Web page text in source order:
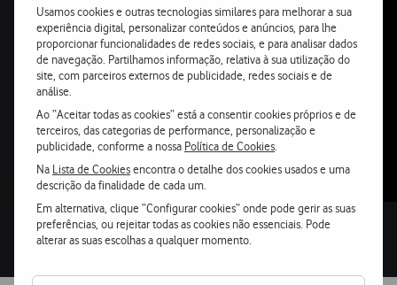
Usamos cookies e outras tecnologias similares para melhorar a sua
experiência digital, personalizar conteúdos e anúncios, para lhe
proporcionar funcionalidades de redes sociais, e para analisar dados
de navegação. Partilhamos informação, relativa à sua utilização do
site, com parceiros externos de publicidade, redes sociais e de
análise.
Ao “Aceitar todas as cookies” está a consentir cookies próprios e de
terceiros, das categorias de performance, personalização e
publicidade, conforme a nossa Política de Cookies
Na Lista de Cookiesencontra o detalhe dos cookies usados e uma
descrição da finalidade de cada um.
Em alternativa, clique “Configurar cookies” onde pode gerir as suas
preferências, ou rejeitar todas as cookies não essenciais. Pode
alterar as suas escolhas a qualquer momento.
GPU até
50%
mais rápida